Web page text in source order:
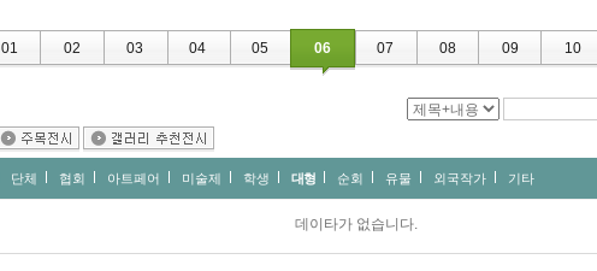
01 02 03 04 05 06 07 08 09 10
단체 협회 아트페어 미술제 학생 대형 순회 유물 외국작가 기타
데이타가 없습니다.